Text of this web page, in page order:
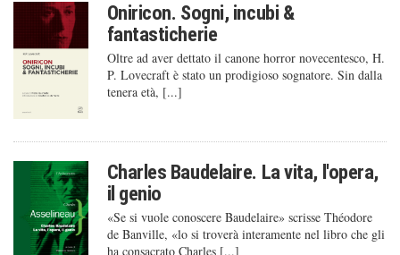
Oniricon. Sogni, incubi &
fantasticherie
Oltre ad aver dettato il canone horror novecentesco, H.
P. Lovecraft è stato un prodigioso sognatore. Sin dalla
tenera età, [...]
Charles Baudelaire. La vita, l'opera,
il genio
«Se si vuole conoscere Baudelaire» scrisse Théodore
de Banville, «lo si troverà interamente nel libro che gli
ha consacrato Charles [...]